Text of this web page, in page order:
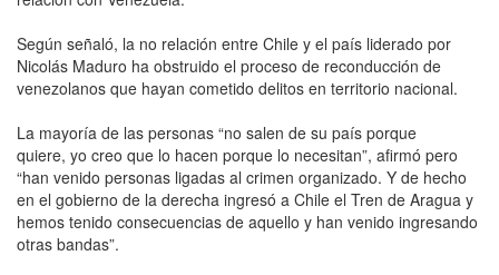
Según señaló, la no relación entre Chile y el país liderado por
Nicolás Maduro ha obstruido el proceso de reconducción de
venezolanos que hayan cometido delitos en territorio nacional.
La mayoría de las personas “no salen de su país porque
quiere, yo creo que lo hacen porque lo necesitan”, afirmó pero
“han venido personas ligadas al crimen organizado. Y de hecho
en el gobierno de la derecha ingresó a Chile el Tren de Aragua y
hemos tenido consecuencias de aquello y han venido ingresando
otras bandas”.